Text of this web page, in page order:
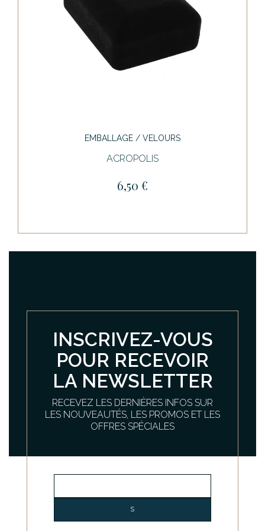
EMBALLAGE / VELOURS
ACROPOLIS
6,50 €
INSCRIVEZ-VOUS
POUR RECEVOIR
LA NEWSLETTER
RECEVEZ LES DERNIÈRES INFOS SUR
LES NOUVEAUTÉS, LES PROMOS ET LES
OFFRES SPÉCIALES